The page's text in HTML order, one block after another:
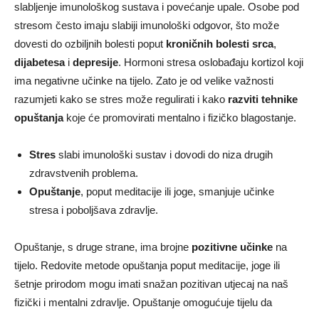
slabljenje imunološkog sustava i povećanje upale. Osobe pod
stresom često imaju slabiji imunološki odgovor, što može
dovesti do ozbiljnih bolesti poput kroničnih bolesti srca,
dijabetesai depresije. Hormoni stresa oslobađaju kortizol koji
ima negativne učinke na tijelo. Zato je od velike važnosti
razumjeti kako se stres može regulirati i kako razviti tehnike
opuštanjakoje će promovirati mentalno i fizičko blagostanje.
Stres slabi imunološki sustav i dovodi do niza drugih
zdravstvenih problema.
Opuštanje, poput meditacije ili joge, smanjuje učinke
stresa i poboljšava zdravlje.
Opuštanje, s druge strane, ima brojne pozitivne učinke na
tijelo. Redovite metode opuštanja poput meditacije, joge ili
šetnje prirodom mogu imati snažan pozitivan utjecaj na naš
fizički i mentalni zdravlje. Opuštanje omogućuje tijelu da